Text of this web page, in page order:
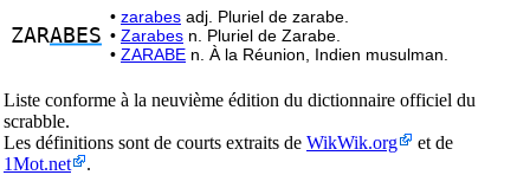
ZARABES
• zarabes adj. Pluriel de zarabe.
• Zarabes n. Pluriel de Zarabe.
• ZARABE n. À la Réunion, Indien musulman.
Liste conforme à la neuvième édition du dictionnaire officiel du
scrabble.
Les définitions sont de courts extraits de WikWik.org
et de
1Mot.net
.